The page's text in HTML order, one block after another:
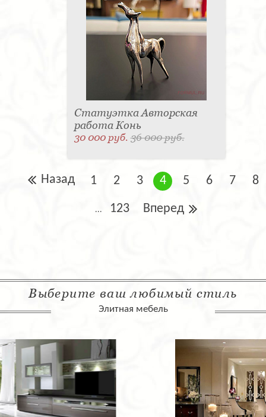
Статуэтка Авторская
работа Конь
30 000 руб.36 000 руб.
Назад 1 2 3 4 5 6 7 8
... 123 Вперед
Выберите ваш любимый стиль
Элитная мебель